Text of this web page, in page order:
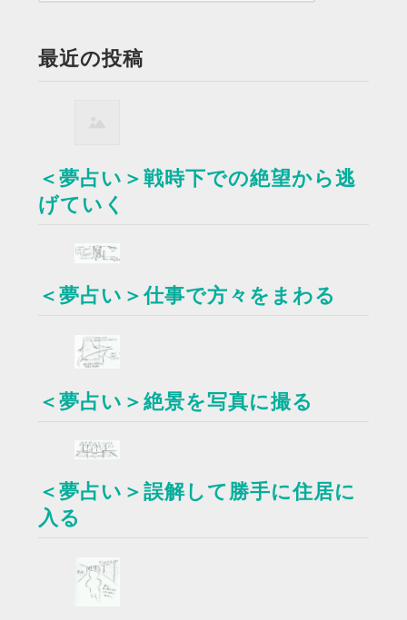
最近の投稿
＜夢占い＞戦時下での絶望から逃
げていく
＜夢占い＞仕事で方々をまわる
＜夢占い＞絶景を写真に撮る
＜夢占い＞誤解して勝手に住居に
入る